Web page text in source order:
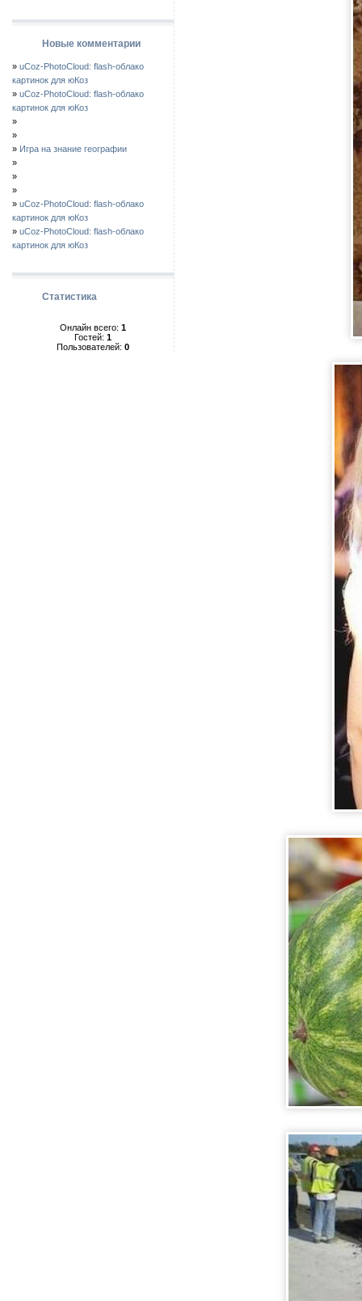
Новые комментарии
» uCoz-PhotoCloud: flash-облако
картинок для юКоз
» uCoz-PhotoCloud: flash-облако
картинок для юКоз
»
»
» Игра на знание географии
»
»
»
» uCoz-PhotoCloud: flash-облако
картинок для юКоз
» uCoz-PhotoCloud: flash-облако
картинок для юКоз
Статистика
Онлайн всего: 1
Гостей: 1
Пользователей: 0